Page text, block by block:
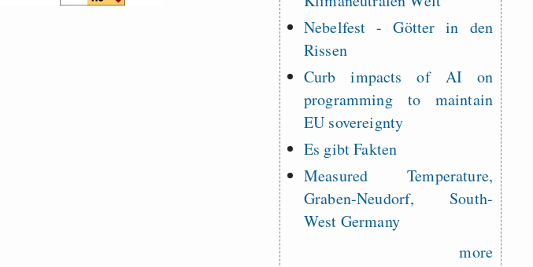
Nebelfest - Götter in den
Rissen
Curb impacts of AI on
programming to maintain
EU sovereignty
Es gibt Fakten
Measured Temperature,
Graben-Neudorf, South-
West Germany
more